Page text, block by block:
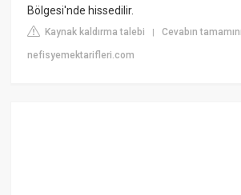
Bölgesi'nde hissedilir.
Kaynak kaldırma talebi |Cevabın
nefisyemektarifleri.com